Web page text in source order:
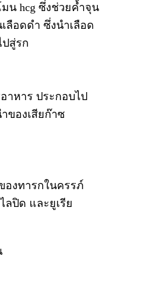
น hcg ซึ่งช่วยค้ำจุน
ลือดดำ ซึ่งนำเลือด
ปสู่รก
าหาร ประกอบไป
ของเสียก๊าซ
องทารกในครรภ์
ปิด และยูเรีย